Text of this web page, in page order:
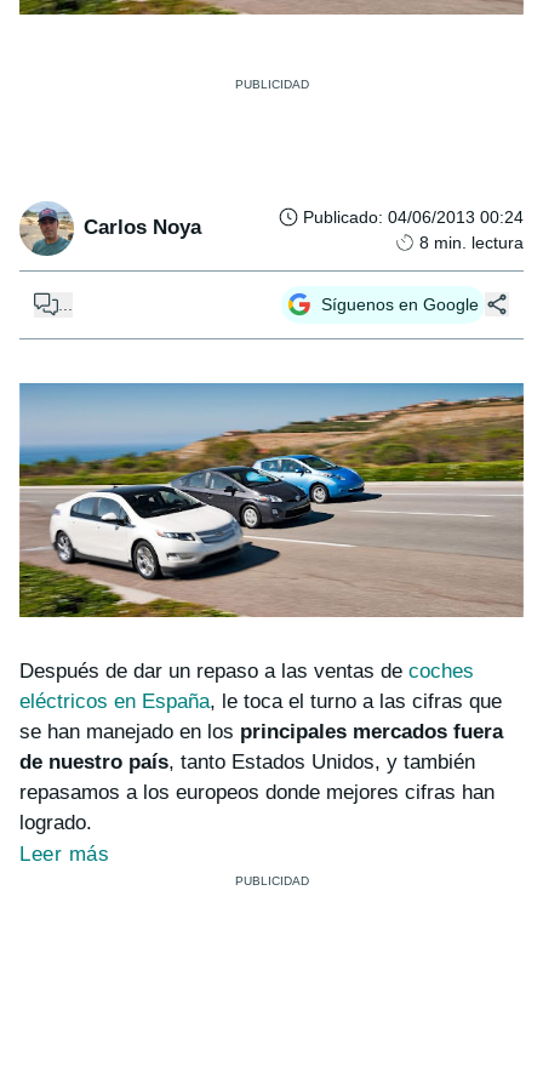
Carlos Noya Publicado: 04/06/2013 00:24
8 min. lectura
Síguenos en Google
Después de dar un repaso a las ventas de coches
eléctricos en España, le toca el turno a las cifras que
se han manejado en los principales mercados fuera
de nuestro país, tanto Estados Unidos, y también
repasamos a los europeos donde mejores cifras han
logrado.
Leer más